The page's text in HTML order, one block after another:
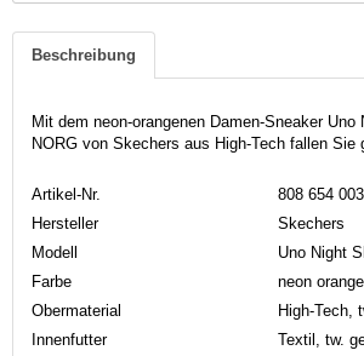
Beschreibung
Mit dem neon-orangenen Damen-Sneaker Uno
NORG von Skechers aus High-Tech fallen Sie
Artikel-Nr.
808 654 003
Hersteller
Skechers
Modell
Uno Night
Farbe
neon orange
Obermaterial
High-Tech,
Innenfutter
Textil, tw.